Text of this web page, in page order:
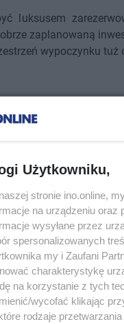
luksusem
zaplanowaną
wypoczynku tuż
Użytkowniku,
stronie ino.online,
na urządzeniu oraz
wysyłane przez
spersonalizowanych
my i Zaufani
charakterystykę
na korzystanie z tych
wycofać klikając
rodzaje